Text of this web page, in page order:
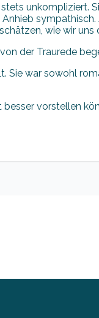
unkompliziert.
wie wir uns
der Traurede
Sie war sowohl
vorstellen